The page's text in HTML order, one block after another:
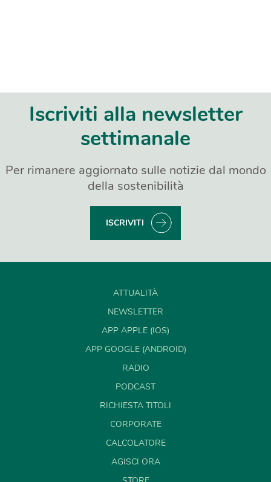
Iscriviti alla newsletter
settimanale
Per rimanere aggiornato sulle notizie dal mondo
della sostenibilità
ISCRIVITI
ATTUALITÀ
NEWSLETTER
APP APPLE (IOS)
APP GOOGLE (ANDROID)
RADIO
PODCAST
RICHIESTA TITOLI
CORPORATE
CALCOLATORE
AGISCI ORA